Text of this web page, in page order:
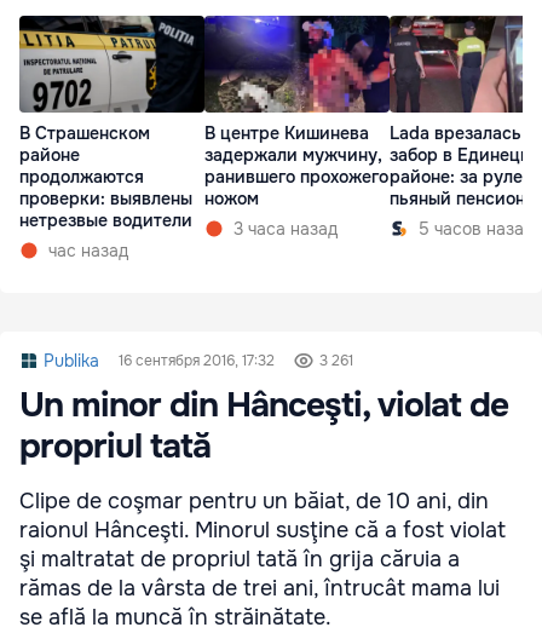
В Страшенском
районе
продолжаются
проверки: выявлены
нетрезвые водители
час назад
В центре Кишинева
задержали мужчину,
ранившего прохожего
ножом
3 часа назад
Lada врезалась в
забор в
районе: за рулем
пьяный
5 часов назад
Publika 16 сентября 2016, 17:32 3 261
Un minor din Hânceşti, violat de
propriul tată
Clipe de coşmar pentru un băiat, de 10 ani, din
raionul Hânceşti. Minorul susţine că a fost violat
şi maltratat de propriul tată în grija căruia a
rămas de la vârsta de trei ani, întrucât mama lui
se află la muncă în străinătate.